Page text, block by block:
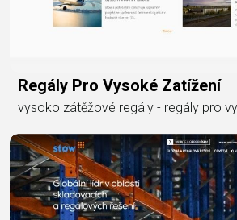
Regály Pro Vysoké Zatížení
vysoko zátěžové regály - regály pro